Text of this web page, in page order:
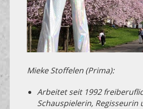
Mieke Stoffelen (Prima):
Arbeitet seit 1992
Schauspielerin, Regisseurin